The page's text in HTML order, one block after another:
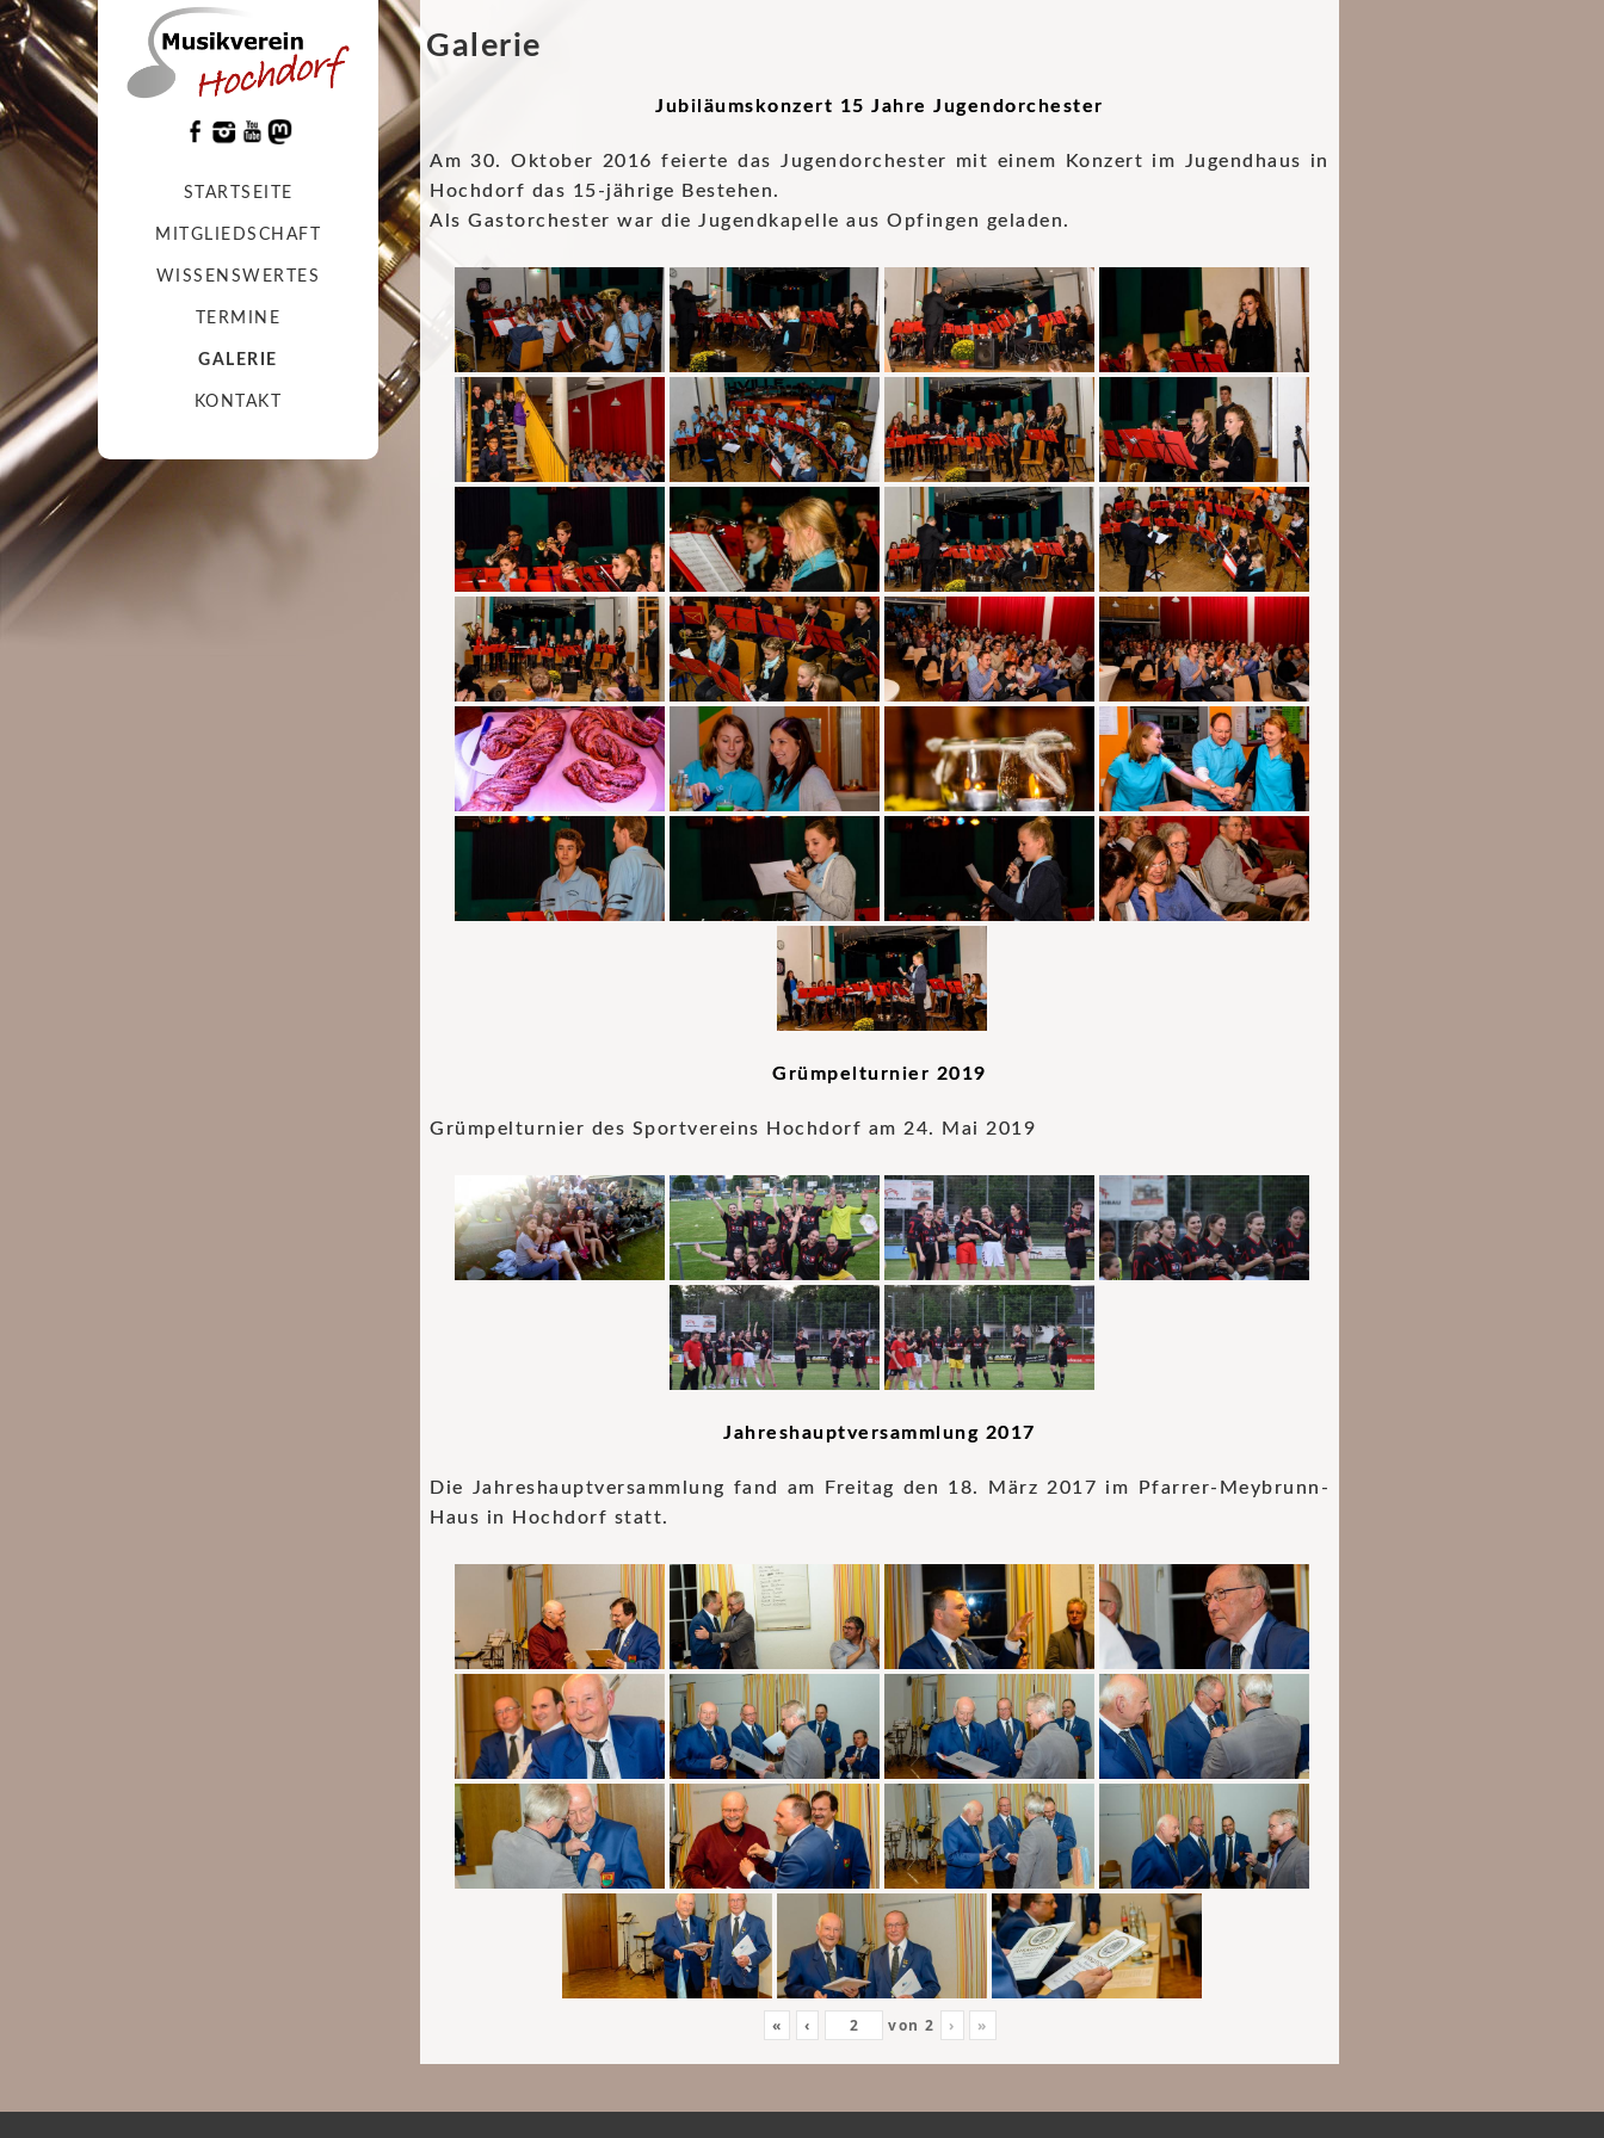
STARTSEITE
MITGLIEDSCHAFT
WISSENSWERTES
TERMINE
GALERIE
KONTAKT
Galerie
Jubiläumskonzert 15 Jahre Jugendorchester
Am 30. Oktober 2016 feierte das Jugendorchester mit einem Konzert im Jugendhaus in
Hochdorf das 15-jährige Bestehen.
Als Gastorchester war die Jugendkapelle aus Opfingen geladen.
Grümpelturnier 2019
Grümpelturnier des Sportvereins Hochdorf am 24. Mai 2019
Jahreshauptversammlung 2017
Die Jahreshauptversammlung fand am Freitag den 18. März 2017 im Pfarrer-Meybrunn-
Haus in Hochdorf statt.
« ‹ von 2 › »